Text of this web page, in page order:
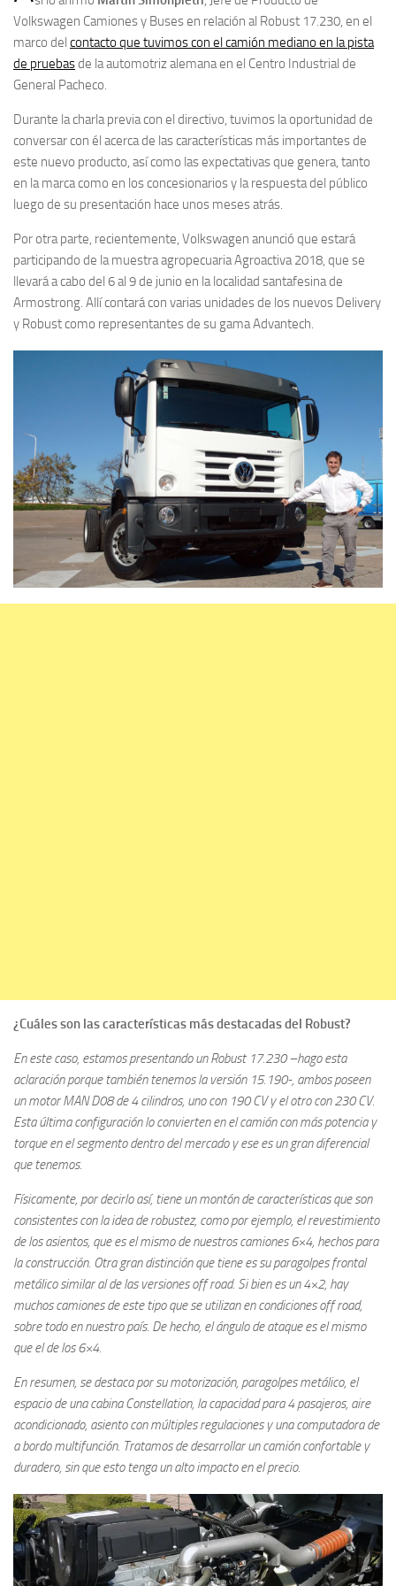
Volkswagen Camiones y Buses en relación al Robust 17.230, en el
marco del contacto que tuvimos con el camión mediano en la pista
de pruebasde la automotriz alemana en el Centro Industrial de
General Pacheco.
Durante la charla previa con el directivo, tuvimos la oportunidad de
conversar con él acerca de las características más importantes de
este nuevo producto, así como las expectativas que genera, tanto
en la marca como en los concesionarios y la respuesta del público
luego de su presentación hace unos meses atrás.
Por otra parte, recientemente, Volkswagen anunció que estará
participando de la muestra agropecuaria Agroactiva 2018, que se
llevará a cabo del 6 al 9 de junio en la localidad santafesina de
Armostrong. Allí contará con varias unidades de los nuevos Delivery
y Robust como representantes de su gama Advantech.
¿Cuáles son las características más destacadas del Robust?
En este caso, estamos presentando un Robust 17.230 –hago esta
aclaración porque también tenemos la versión 15.190-, ambos poseen
un motor MAN D08 de 4 cilindros, uno con 190 CV y el otro con 230 CV.
Esta última configuración lo convierten en el camión con más potencia y
torque en el segmento dentro del mercado y ese es un gran diferencial
que tenemos.
Físicamente, por decirlo así, tiene un montón de características que son
consistentes con la idea de robustez, como por ejemplo, el revestimiento
de los asientos, que es el mismo de nuestros camiones 6×4, hechos para
la construcción. Otra gran distinción que tiene es su paragolpes frontal
metálico similar al de las versiones off road. Si bien es un 4×2, hay
muchos camiones de este tipo que se utilizan en condiciones off road,
sobre todo en nuestro país. De hecho, el ángulo de ataque es el mismo
que el de los 6×4.
En resumen, se destaca por su motorización, paragolpes metálico, el
espacio de una cabina Constellation, la capacidad para 4 pasajeros, aire
acondicionado, asiento con múltiples regulaciones y una computadora de
a bordo multifunción. Tratamos de desarrollar un camión confortable y
duradero, sin que esto tenga un alto impacto en el precio.